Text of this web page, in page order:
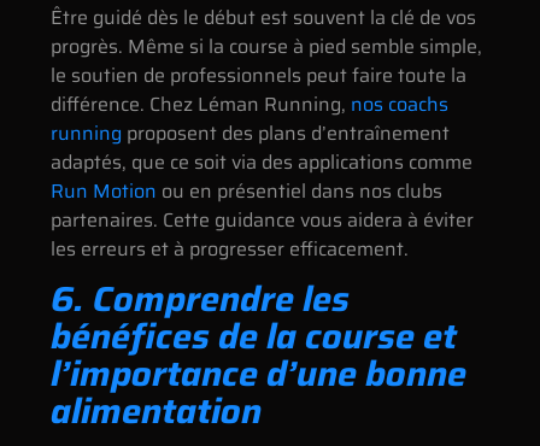
Être guidé dès le début est souvent la clé de vos
progrès. Même si la course à pied semble simple,
le soutien de professionnels peut faire toute la
différence. Chez Léman Running, nos coachs
running proposent des plans d’entraînement
adaptés, que ce soit via des applications comme
Run Motion ou en présentiel dans nos clubs
partenaires. Cette guidance vous aidera à éviter
les erreurs et à progresser efficacement.
6. Comprendre les
bénéfices de la course et
l’importance d’une bonne
alimentation